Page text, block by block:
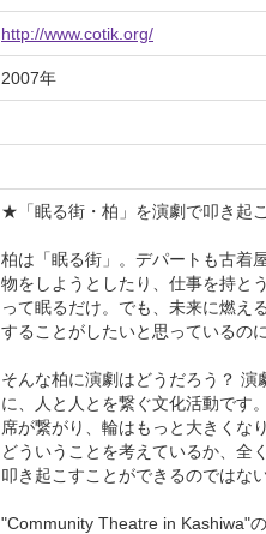
http://www.cotik.org/
2007年
★「眠る街・柏」を演劇で叩き起こ
柏は「眠る街」。デパートも古着
物をしようとしたり、仕事を持と
って眠るだけ。でも、未来に燃え
することがしたいと思っているの
そんな柏に演劇はどうだろう？
に、人と人とを繋ぐ文化活動です
席が繋がり、輪はもっと大きくな
どういうことを考えているか、全
叩き起こすことができるのではな
"Community Theatre in Kashiwa"